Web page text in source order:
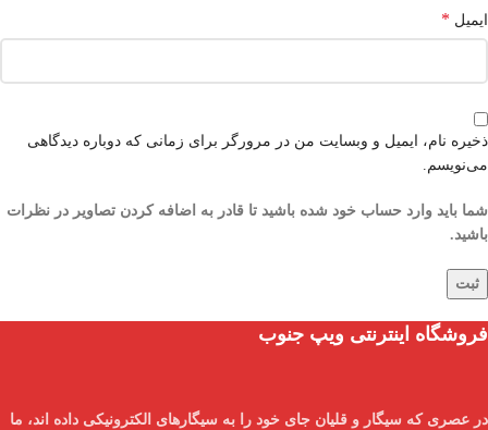
ایمیل *
ذخیره نام، ایمیل و وبسایت من در مرورگر برای زمانی که دوباره دیدگاهی
می‌نویسم.
شما باید وارد حساب خود شده باشید تا قادر به اضافه کردن تصاویر در نظرات
باشید.
فروشگاه اینترنتی ویپ جنوب
در عصری که سیگار و قلیان جای خود را به سیگارهای الکترونیکی داده اند، ما